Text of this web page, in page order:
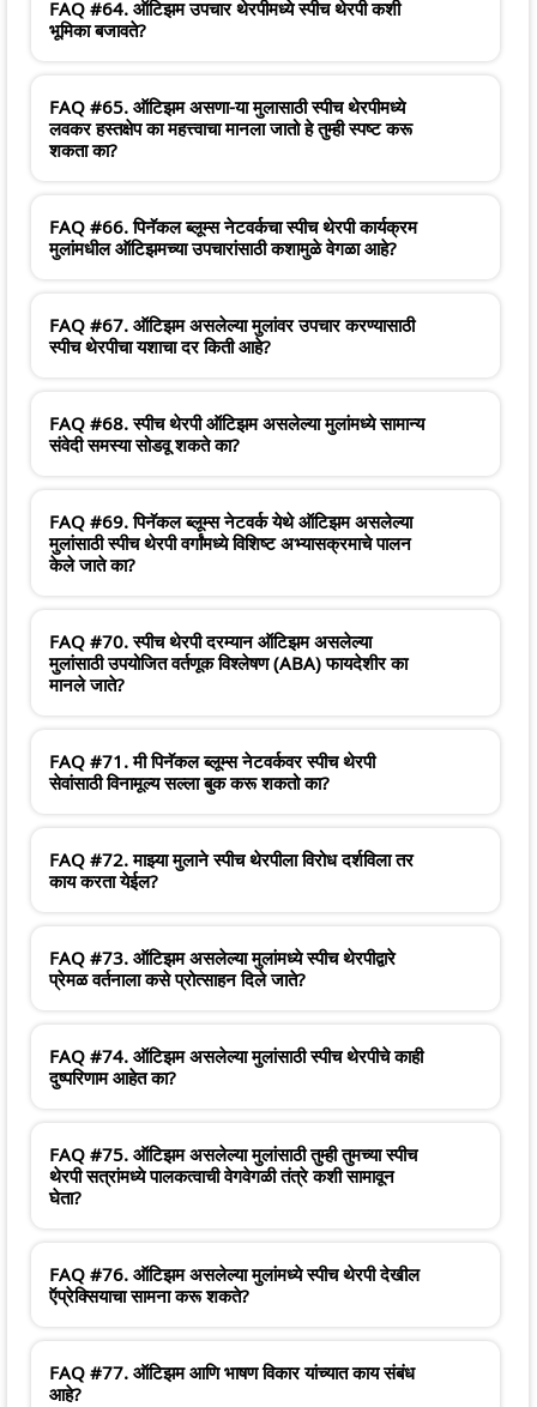
FAQ #64. ऑटिझम उपचार थेरपीमध्ये स्पीच थेरपी कशी
भूमिका बजावते?
FAQ #65. ऑटिझम असणा-या मुलासाठी स्पीच थेरपीमध्ये
लवकर हस्तक्षेप का महत्त्वाचा मानला जातो हे तुम्ही स्पष्ट करू
शकता का?
FAQ #66. पिनॅकल ब्लूम्स नेटवर्कचा स्पीच थेरपी कार्यक्रम
मुलांमधील ऑटिझमच्या उपचारांसाठी कशामुळे वेगळा आहे?
FAQ #67. ऑटिझम असलेल्या मुलांवर उपचार करण्यासाठी
स्पीच थेरपीचा यशाचा दर किती आहे?
FAQ #68. स्पीच थेरपी ऑटिझम असलेल्या मुलांमध्ये सामान्य
संवेदी समस्या सोडवू शकते का?
FAQ #69. पिनॅकल ब्लूम्स नेटवर्क येथे ऑटिझम असलेल्या
मुलांसाठी स्पीच थेरपी वर्गांमध्ये विशिष्ट अभ्यासक्रमाचे पालन
केले जाते का?
FAQ #70. स्पीच थेरपी दरम्यान ऑटिझम असलेल्या
मुलांसाठी उपयोजित वर्तणूक विश्लेषण (ABA) फायदेशीर का
मानले जाते?
FAQ #71. मी पिनॅकल ब्लूम्स नेटवर्कवर स्पीच थेरपी
सेवांसाठी विनामूल्य सल्ला बुक करू शकतो का?
FAQ #72. माझ्या मुलाने स्पीच थेरपीला विरोध दर्शविला तर
काय करता येईल?
FAQ #73. ऑटिझम असलेल्या मुलांमध्ये स्पीच थेरपीद्वारे
प्रेमळ वर्तनाला कसे प्रोत्साहन दिले जाते?
FAQ #74. ऑटिझम असलेल्या मुलांसाठी स्पीच थेरपीचे काही
दुष्परिणाम आहेत का?
FAQ #75. ऑटिझम असलेल्या मुलांसाठी तुम्ही तुमच्या स्पीच
थेरपी सत्रांमध्ये पालकत्वाची वेगवेगळी तंत्रे कशी सामावून
घेता?
FAQ #76. ऑटिझम असलेल्या मुलांमध्ये स्पीच थेरपी देखील
ऍप्रेक्सियाचा सामना करू शकते?
FAQ #77. ऑटिझम आणि भाषण विकार यांच्यात काय संबंध
आहे?